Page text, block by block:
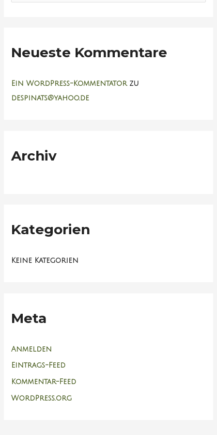
e
n
a
Neueste Kommentare
Ein WordPress-Kommentatorzu
despinats@yahoo.de
Archiv
Kategorien
Keine Kategorien
Meta
Anmelden
Eintrags-Feed
Kommentar-Feed
WordPress.org